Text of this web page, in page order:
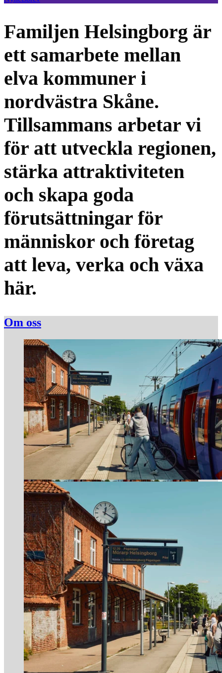
Familjen Helsingborg är
ett samarbete mellan
elva kommuner i
nordvästra Skåne.
Tillsammans arbetar vi
för att utveckla regionen,
stärka attraktiviteten
och skapa goda
förutsättningar för
människor och företag
att leva, verka och växa
här.
Om oss